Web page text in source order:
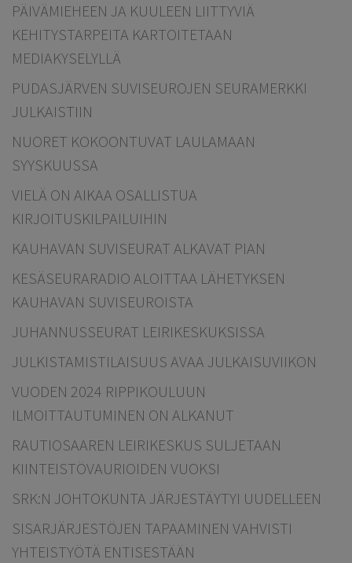
PÄIVÄMIEHEEN JA KUULEEN LIITTYVIÄ
KEHITYSTARPEITA KARTOITETAAN
MEDIAKYSELYLLÄ
PUDASJÄRVEN SUVISEUROJEN SEURAMERKKI
JULKAISTIIN
NUORET KOKOONTUVAT LAULAMAAN
SYYSKUUSSA
VIELÄ ON AIKAA OSALLISTUA
KIRJOITUSKILPAILUIHIN
KAUHAVAN SUVISEURAT ALKAVAT PIAN
KESÄSEURARADIO ALOITTAA LÄHETYKSEN
KAUHAVAN SUVISEUROISTA
JUHANNUSSEURAT LEIRIKESKUKSISSA
JULKISTAMISTILAISUUS AVAA JULKAISUVIIKON
VUODEN 2024 RIPPIKOULUUN
ILMOITTAUTUMINEN ON ALKANUT
RAUTIOSAAREN LEIRIKESKUS SULJETAAN
KIINTEISTÖVAURIOIDEN VUOKSI
SRK:N JOHTOKUNTA JÄRJESTÄYTYI UUDELLEEN
SISARJÄRJESTÖJEN TAPAAMINEN VAHVISTI
YHTEISTYÖTÄ ENTISESTÄÄN